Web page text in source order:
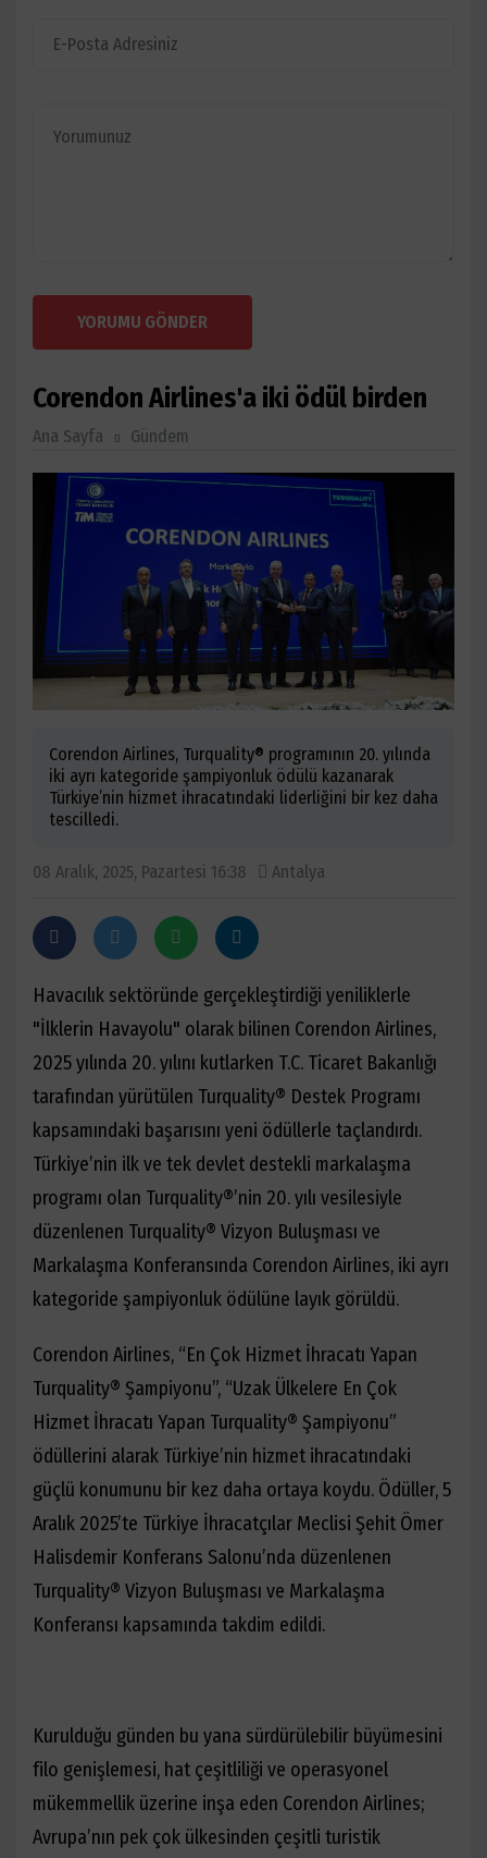
YORUMU GÖNDER
Corendon Airlines'a iki ödül birden
Ana Sayfa Gündem
Corendon Airlines, Turquality® programının 20. yılında
iki ayrı kategoride şampiyonluk ödülü kazanarak
Türkiye’nin hizmet ihracatındaki liderliğini bir kez daha
tescilledi.
08 Aralık, 2025, Pazartesi 16:38 Antalya
Havacılık sektöründe gerçekleştirdiği yeniliklerle
"İlklerin Havayolu" olarak bilinen Corendon Airlines,
2025 yılında 20. yılını kutlarken T.C. Ticaret Bakanlığı
tarafından yürütülen Turquality® Destek Programı
kapsamındaki başarısını yeni ödüllerle taçlandırdı.
Türkiye’nin ilk ve tek devlet destekli markalaşma
programı olan Turquality®’nin 20. yılı vesilesiyle
düzenlenen Turquality® Vizyon Buluşması ve
Markalaşma Konferansında Corendon Airlines, iki ayrı
kategoride şampiyonluk ödülüne layık görüldü.
Corendon Airlines, “En Çok Hizmet İhracatı Yapan
Turquality® Şampiyonu”, “Uzak Ülkelere En Çok
Hizmet İhracatı Yapan Turquality® Şampiyonu”
ödüllerini alarak Türkiye’nin hizmet ihracatındaki
güçlü konumunu bir kez daha ortaya koydu. Ödüller, 5
Aralık 2025’te Türkiye İhracatçılar Meclisi Şehit Ömer
Halisdemir Konferans Salonu’nda düzenlenen
Turquality® Vizyon Buluşması ve Markalaşma
Konferansı kapsamında takdim edildi.
Kurulduğu günden bu yana sürdürülebilir büyümesini
filo genişlemesi, hat çeşitliliği ve operasyonel
mükemmellik üzerine inşa eden Corendon Airlines;
Avrupa’nın pek çok ülkesinden çeşitli turistik